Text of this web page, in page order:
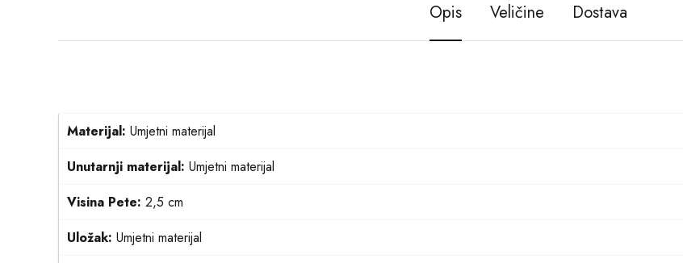
Opis Veličine Dostava
Materijal: Umjetni materijal
Unutarnji materijal: Umjetni materijal
Visina Pete: 2,5 cm
Uložak: Umjetni materijal